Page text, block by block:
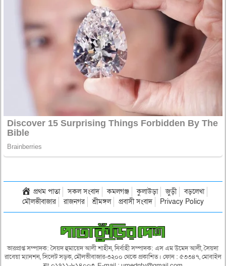
প্রথম পাতা সকল সংবাদ কমলগঞ্জ কুলাউড়া জুড়ী
বড়লেখা
মৌলভীবাজার
রাজনগর শ্রীমঙ্গল প্রবাসী সংবাদ Privacy Policy
ভারপ্রাপ্ত সম্পাদক: সৈয়দ হুমায়েদ আলী শাহীন, নির্বাহী সম্পাদক: এস এম উমেদ আলী, সৈয়দা
রাবেয়া ম্যানশন, সিলেট সড়ক, মৌলভীবাজার-৩২০০ থেকে প্রকাশিত। ফোন : ৫৩৩৪৭, মোবাইল